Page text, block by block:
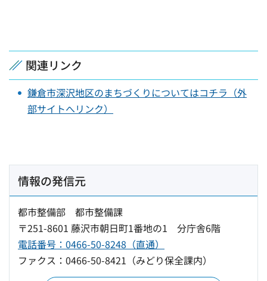
関連リンク
鎌倉市深沢地区のまちづくりについてはコチラ（外
部サイトへリンク）
情報の発信元
都市整備部 都市整備課
〒251-8601 藤沢市朝日町1番地の1 分庁舎6階
電話番号：0466-50-8248（直通）
ファクス：0466-50-8421（みどり保全課内）